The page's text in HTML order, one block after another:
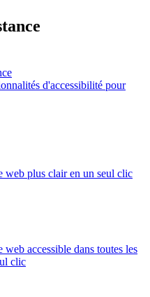
d'accessibilité pour
web plus clair en un seul clic
web accessible dans toutes les
clic